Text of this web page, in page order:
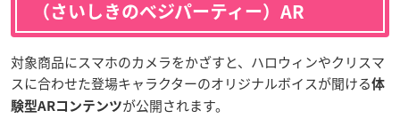
（さいしきのベジパーティー）AR
対象商品にスマホのカメラをかざすと、ハロウィンやクリスマ
スに合わせた登場キャラクターのオリジナルボイスが聞ける体
験型ARコンテンツが公開されます。